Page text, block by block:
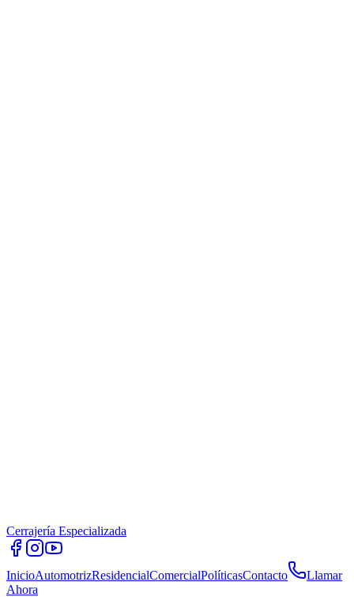
Cerrajería Especializada
InicioAutomotrizResidencialComercialPolíticasContacto
Llamar
Ahora